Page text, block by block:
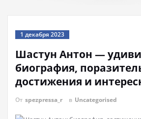
1 декабря 2023
Шастун Антон —
биография,
достижения и
От spezpressa_r в Uncategorised